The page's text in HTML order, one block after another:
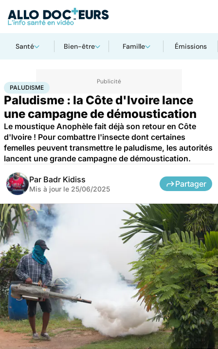
Santé Bien-être Famille Émissions
AccueilSanté Maladies Maladies infectieuses
PALUDISME
Paludisme : la Côte d'Ivoire lance
une campagne de démoustication
Le moustique Anophèle fait déjà son retour en Côte
d'Ivoire ! Pour combattre l'insecte dont certaines
femelles peuvent transmettre le paludisme, les autorités
lancent une grande campagne de démoustication.
Par Badr Kidiss
Mis à jour le 25/06/2025
Partager